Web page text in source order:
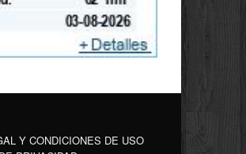
Y CONDICIONES DE USO